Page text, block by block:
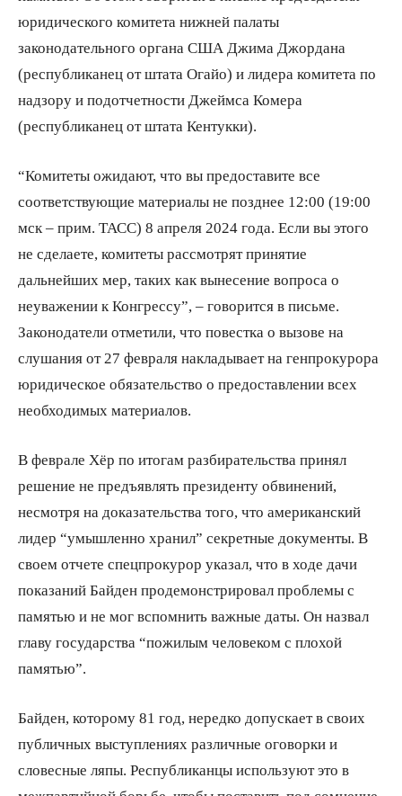
юридического комитета нижней палаты
законодательного органа США Джима Джордана
(республиканец от штата Огайо) и лидера комитета по
надзору и подотчетности Джеймса Комера
(республиканец от штата Кентукки).
“Комитеты ожидают, что вы предоставите все
соответствующие материалы не позднее 12:00 (19:00
мск – прим. ТАСС) 8 апреля 2024 года. Если вы этого
не сделаете, комитеты рассмотрят принятие
дальнейших мер, таких как вынесение вопроса о
неуважении к Конгрессу”, – говорится в письме.
Законодатели отметили, что повестка о вызове на
слушания от 27 февраля накладывает на генпрокурора
юридическое обязательство о предоставлении всех
необходимых материалов.
В феврале Хёр по итогам разбирательства принял
решение не предъявлять президенту обвинений,
несмотря на доказательства того, что американский
лидер “умышленно хранил” секретные документы. В
своем отчете спецпрокурор указал, что в ходе дачи
показаний Байден продемонстрировал проблемы с
памятью и не мог вспомнить важные даты. Он назвал
главу государства “пожилым человеком с плохой
памятью”.
Байден, которому 81 год, нередко допускает в своих
публичных выступлениях различные оговорки и
словесные ляпы. Республиканцы используют это в